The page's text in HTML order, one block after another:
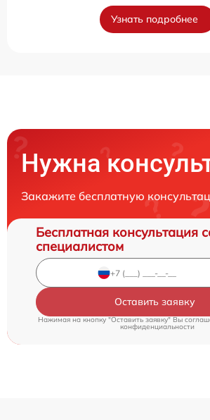
Узнать подробнее
Нужна
Закажите бесплатную
Бесплатная консультация
специалистом
Оставить заявку
Нажимая на кнопку "Оставить заявку" Вы
конфиденциальности